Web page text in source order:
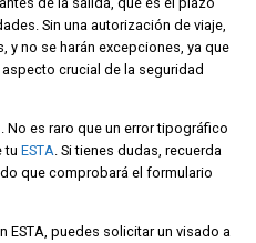
Sin una autorización de viaje,
y no se harán excepciones, ya que
crucial de la seguridad
No es raro que un error tipográfico
tu ESTA . Si tienes dudas, recuerda
que comprobará el formulario
ESTA, puedes solicitar un visado a